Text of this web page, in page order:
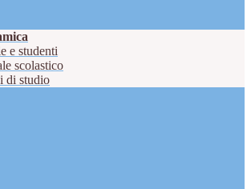
e studenti
scolastico
di studio